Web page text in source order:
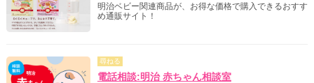
明治ベビー関連商品が、お得な価格で購入できるおすす
め通販サイト！
尋ねる
電話相談:明治 赤ちゃん相談室